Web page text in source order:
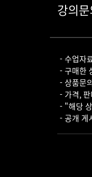
강의문
- 수업자
- 구매한
- 상품문
- 가격,
- "해당
- 공개 게